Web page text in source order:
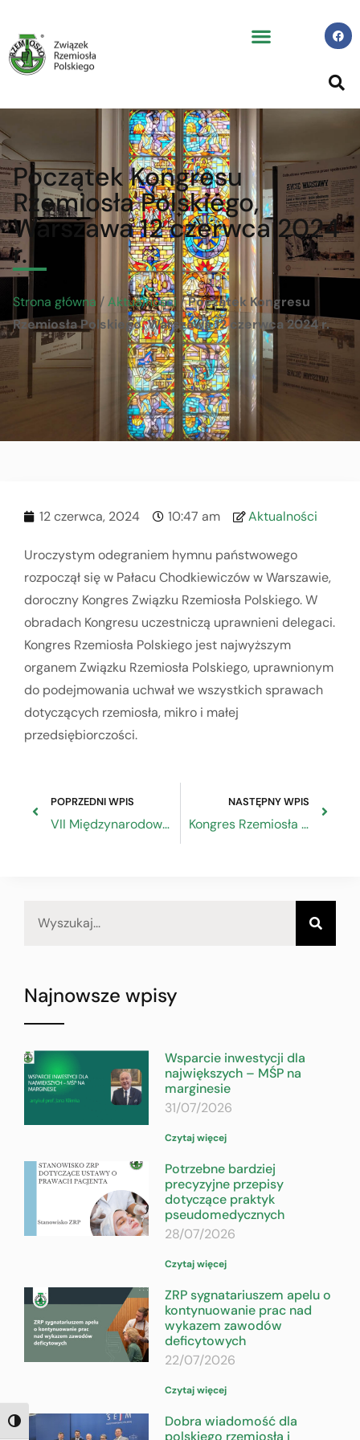
TOGGLE HIGH CONTRAST
Początek Kongresu
Rzemiosła Polskiego,
Warszawa 12 czerwca 2024
r.
Strona główna /Aktualności /Początek Kongresu
Rzemiosła Polskiego, Warszawa 12 czerwca 2024 r.
12 czerwca, 2024 10:47 am Aktualności
Uroczystym odegraniem hymnu państwowego
rozpoczął się w Pałacu Chodkiewiczów w Warszawie,
doroczny Kongres Związku Rzemiosła Polskiego. W
obradach Kongresu uczestniczą uprawnieni delegaci.
Kongres Rzemiosła Polskiego jest najwyższym
organem Związku Rzemiosła Polskiego, uprawnionym
do podejmowania uchwał we wszystkich sprawach
dotyczących rzemiosła, mikro i małej
przedsiębiorczości.
POPRZEDNI WPIS
VII Międzynarodowa Konferencja Naukowa o Rzemiośle „Rzemiosło – w wymiarze lokalnym, regionalnym i międzynarodowym”
NASTĘPNY WPIS
Kongres Rzemiosła Polskiego 2024
Najnowsze wpisy
Wsparcie inwestycji dla
największych – MŚP na
marginesie
31/07/2026
Czytaj więcej
Potrzebne bardziej
precyzyjne przepisy
dotyczące praktyk
pseudomedycznych
28/07/2026
Czytaj więcej
ZRP sygnatariuszem apelu o
kontynuowanie prac nad
wykazem zawodów
deficytowych
22/07/2026
Czytaj więcej
Dobra wiadomość dla